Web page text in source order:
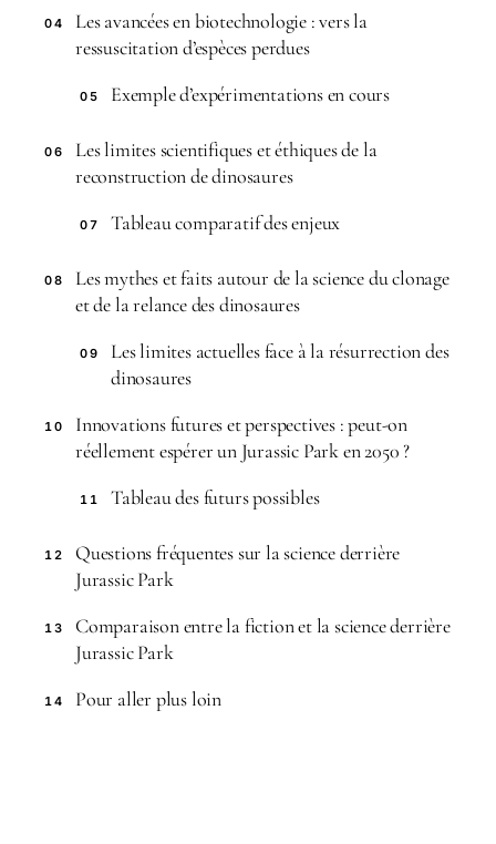
04
Les avancées en biotechnologie : vers la
ressuscitation d’espèces perdues
05 Exemple d’expérimentations en cours
06
Les limites scientifiques et éthiques de la
reconstruction de dinosaures
07 Tableau comparatif des enjeux
08
Les mythes et faits autour de la science du clonage
et de la relance des dinosaures
09
Les limites actuelles face à la résurrection des
dinosaures
10
Innovations futures et perspectives : peut-on
réellement espérer un Jurassic Park en 2050 ?
11 Tableau des futurs possibles
12
Questions fréquentes sur la science derrière
Jurassic Park
13
Comparaison entre la fiction et la science derrière
Jurassic Park
14 Pour aller plus loin